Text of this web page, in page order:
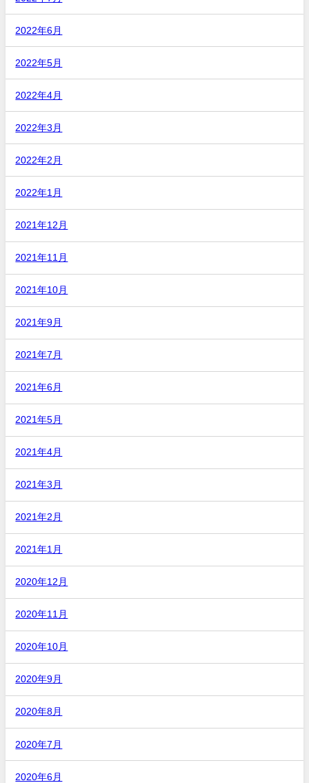
2022年6月
2022年5月
2022年4月
2022年3月
2022年2月
2022年1月
2021年12月
2021年11月
2021年10月
2021年9月
2021年7月
2021年6月
2021年5月
2021年4月
2021年3月
2021年2月
2021年1月
2020年12月
2020年11月
2020年10月
2020年9月
2020年8月
2020年7月
2020年6月